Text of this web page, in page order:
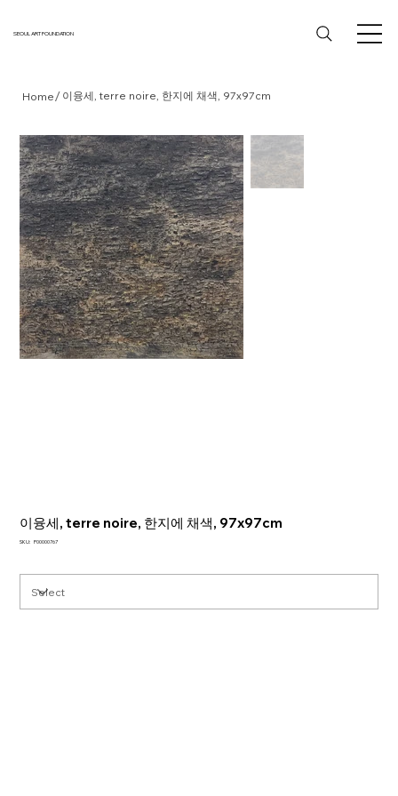
SEOUL ART FOUNDATION
Home/ 이융세, terre noire, 한지에 채색, 97x97cm
이융세, terre noire, 한지에 채색, 97x97cm
SKU: SKU
P00000767